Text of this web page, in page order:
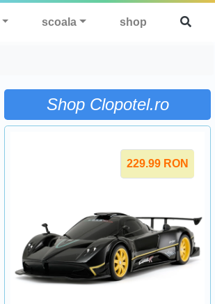
scoala shop
Shop Clopotel.ro
229.99 RON